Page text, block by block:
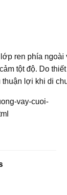
ren phía ngoài
tột độ. Do
thuận lợi khi di
vay-cuoi-